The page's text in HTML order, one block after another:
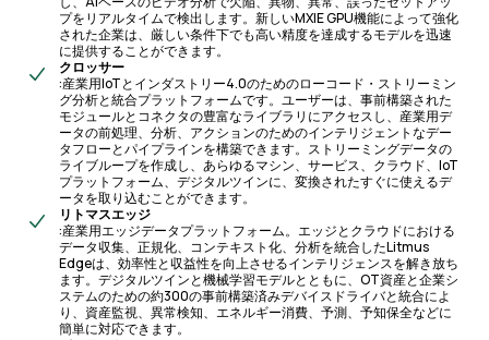
プをリアルタイムで検出します。新しいMXIE GPU機能によって強化
された企業は、厳しい条件下でも高い精度を達成するモデルを迅速
に提供することができます。
クロッサー
:産業用IoTとインダストリー4.0のためのローコード・ストリーミン
グ分析と統合プラットフォームです。ユーザーは、事前構築された
モジュールとコネクタの豊富なライブラリにアクセスし、産業用デ
ータの前処理、分析、アクションのためのインテリジェントなデー
タフローとパイプラインを構築できます。ストリーミングデータの
ライブループを作成し、あらゆるマシン、サービス、クラウド、IoT
プラットフォーム、デジタルツインに、変換されたすぐに使えるデ
ータを取り込むことができます。
リトマスエッジ
:産業用エッジデータプラットフォーム。エッジとクラウドにおける
データ収集、正規化、コンテキスト化、分析を統合したLitmus
Edgeは、効率性と収益性を向上させるインテリジェンスを解き放ち
ます。デジタルツインと機械学習モデルとともに、OT資産と企業シ
ステムのための約300の事前構築済みデバイスドライバと統合によ
り、資産監視、異常検知、エネルギー消費、予測、予知保全などに
簡単に対応できます。